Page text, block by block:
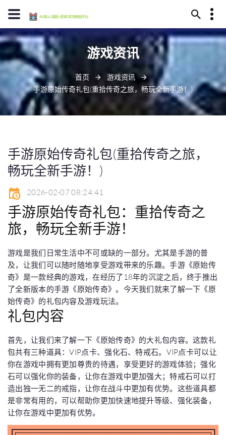
13594780409
南昌市甩坟山121号
j9bet@baidu.ag
游戏资讯
首页
游戏资讯
手游原始传奇礼包(重拾传奇之旅，畅玩全新手游！)
手游原始传奇礼包(重拾传奇之旅，
畅玩全新手游！)
2026-02-07 08:24:41
手游原始传奇礼包：重拾传奇之
旅，畅玩全新手游！
游戏是我们日常生活中不可或缺的一部分。尤其是手游的普
及，让我们可以随时随地享受游戏带来的乐趣。手游《原始传
奇》是一款经典的游戏，在经历了18年的沉淀之后，终于推出
了全新版本的手游《原始传奇》。今天我们就来了解一下《原
始传奇》的礼包内容及游戏玩法。
礼包内容
首先，让我们来了解一下《原始传奇》的大礼包内容。这款礼
包共有三种道具：VIP点卡、强化石、特戒石。VIP点卡可以让
你在游戏中拥有更加尊贵的待遇，享受更好的游戏体验；强化
石可以强化你的装备，让你在游戏中更加强大；特戒石可以打
造出独一无二的戒指，让你在战斗中更加有优势。这些道具都
是非常有用的，可以帮助你更加快速地提升等级、强化装备，
让你在游戏中更加有优势。